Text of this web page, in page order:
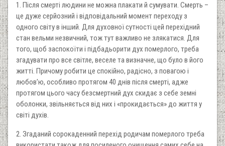
1. Після смерті людини не можна плакати й сумувати. Смерть –
це дуже серйозний і відповідальний момент переходу з
одного світу в інший. Для духовної сутності цей перехідний
стан вельми незвичний, тож тут важливо не злякатися. Для
того, щоб заспокоїти і підбадьорити дух померлого, треба
згадувати про все світле, веселе та визначне, що було в його
житті. Причому робити це спокійно, радісно, з повагою і
любов’ю, особливо протягом 40 днів після смерті, адже
протягом цього часу безсмертний дух скидає з себе земні
оболонки, звільняється від них і «прокидається» до життя у
світі духів.
2. Згаданий сорокаденний перехід родичам померлого треба